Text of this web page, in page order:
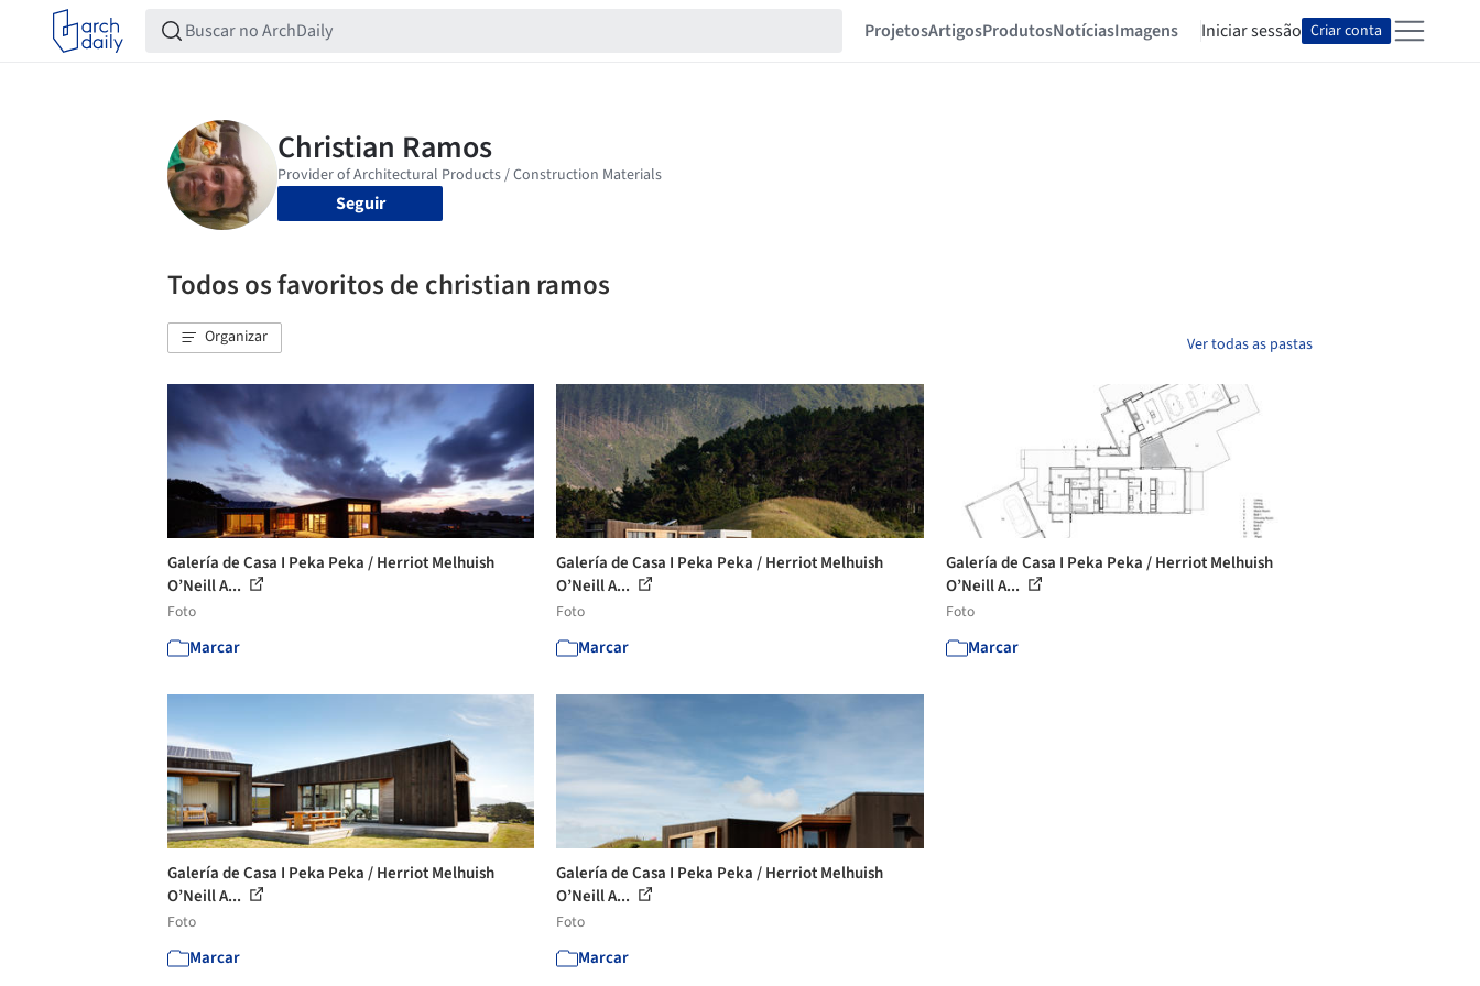
ProjetosArtigosProdutosNotíciasImagens Iniciar sessão Criar conta
Seguir
Todos os favoritos de christian ramos
Organizar Ver todas as pastas
Galería de Casa I Peka Peka / Herriot Melhuish
O’Neill A...
Foto
Marcar
Galería de Casa I Peka Peka / Herriot Melhuish
O’Neill A...
Foto
Marcar
Galería de Casa I Peka Peka / Herriot Melhuish
O’Neill A...
Foto
Marcar
Galería de Casa I Peka Peka / Herriot Melhuish
O’Neill A...
Foto
Marcar
Galería de Casa I Peka Peka / Herriot Melhuish
O’Neill A...
Foto
Marcar